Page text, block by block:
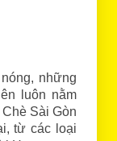
những
luôn nằm
Sài Gòn
từ các loại